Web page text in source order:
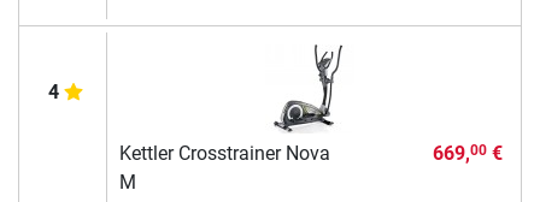
4
Kettler Crosstrainer Nova
M
669,00€